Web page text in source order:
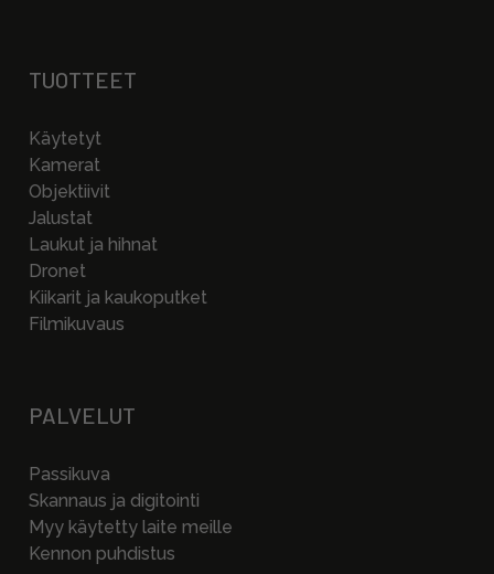
TUOTTEET
Käytetyt
Kamerat
Objektiivit
Jalustat
Laukut ja hihnat
Dronet
Kiikarit ja kaukoputket
Filmikuvaus
PALVELUT
Passikuva
Skannaus ja digitointi
Myy käytetty laite meille
Kennon puhdistus